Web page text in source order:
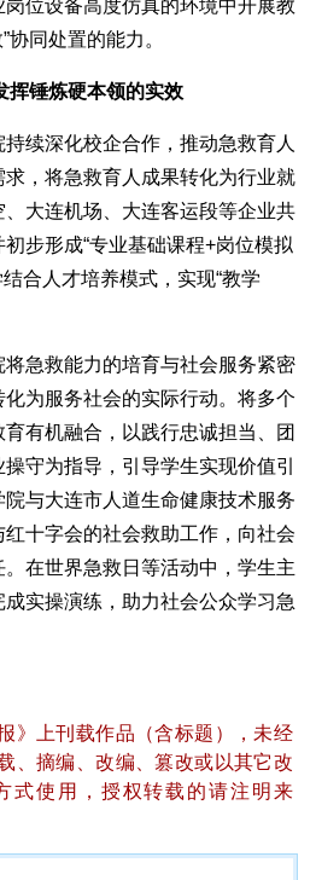
位设备高度仿真的环境中开展教
协同处置的能力。
挥锤炼硬本领的实效
持续深化校企合作，推动急救育人
，将急救育人成果转化为行业就
大连机场、大连客运段等企业共
步形成“专业基础课程+岗位模拟
合人才培养模式，实现“教学
将急救能力的培育与社会服务紧密
为服务社会的实际行动。将多个
有机融合，以践行忠诚担当、团
守为指导，引导学生实现价值引
与大连市人道生命健康技术服务
十字会的社会救助工作，向社会
在世界急救日等活动中，学生主
实操演练，助力社会公众学习急
》上刊载作品（含标题），未经
、摘编、改编、篡改或以其它改
式使用，授权转载的请注明来